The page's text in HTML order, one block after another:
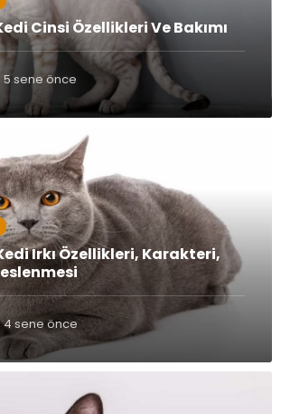
Cinsi Özellikleri Ve Bakımı
5 sene önce
Irkı Özellikleri, Karakteri,
4 sene önce